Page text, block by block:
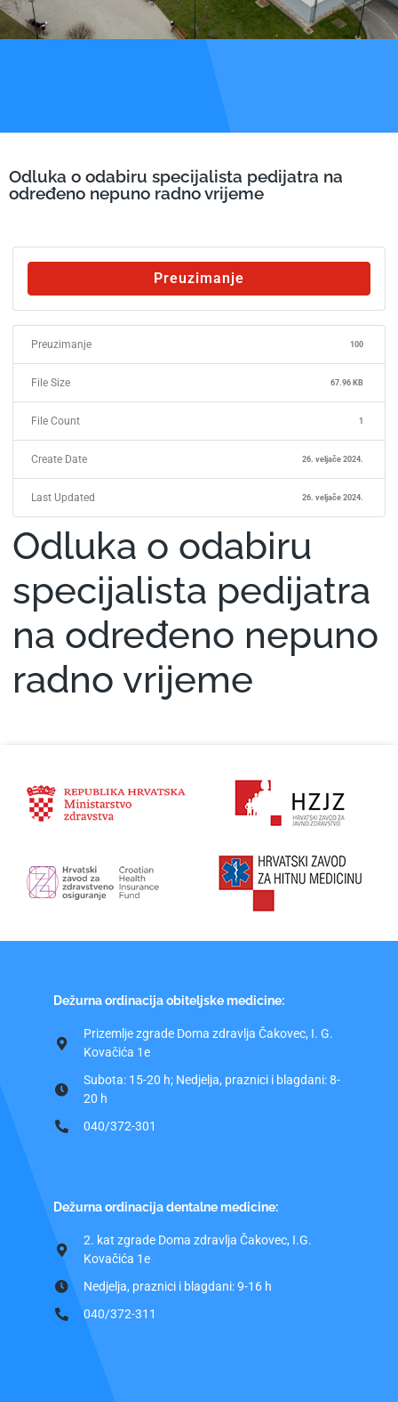
Odluka o odabiru specijalista pedijatra na
određeno nepuno radno vrijeme
Preuzimanje
Preuzimanje 100
File Size 67.96 KB
File Count 1
Create Date 26. veljače 2024.
Last Updated 26. veljače 2024.
Odluka o odabiru
specijalista pedijatra
na određeno nepuno
radno vrijeme
Dežurna ordinacija obiteljske medicine:
Prizemlje zgrade Doma zdravlja Čakovec, I. G.
Kovačića 1e
Subota: 15-20 h; Nedjelja, praznici i blagdani: 8-
20 h
040/372-301
Dežurna ordinacija dentalne medicine:
2. kat zgrade Doma zdravlja Čakovec, I.G.
Kovačića 1e
Nedjelja, praznici i blagdani: 9-16 h
040/372-311